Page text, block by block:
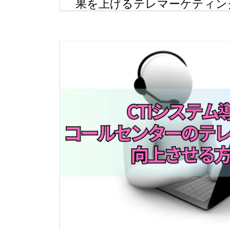
果を上げるテレマーケティ